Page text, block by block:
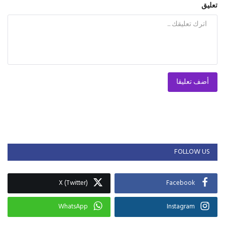
تعليق
أضف تعليقا
FOLLOW US
Facebook
X (Twitter)
Instagram
WhatsApp